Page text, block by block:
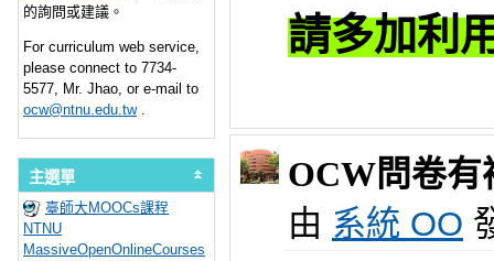
的詢問或建議。
For curriculum web service,
please connect to 7734-
5577, Mr. Jhao, or e-mail to
ocw@ntnu.edu.tw.
主選單
臺師大MOOCs課程
NTNU
MassiveOpenOnlineCourses
請多加利
OCW問卷有
由 系統 OO